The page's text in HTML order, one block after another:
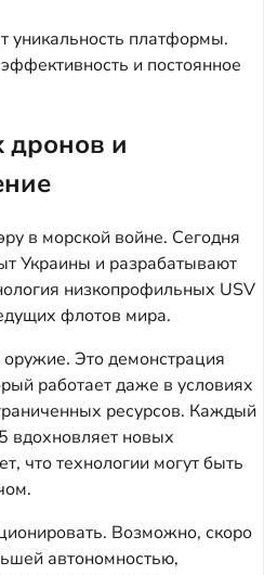
уникальность платформы.
и постоянное
дронов и
в морской войне. Сегодня
Украины и разрабатывают
низкопрофильных USV
флотов мира.
Это демонстрация
работает даже в условиях
ресурсов. Каждый
вдохновляет новых
что технологии могут быть
Возможно, скоро
автономностью,